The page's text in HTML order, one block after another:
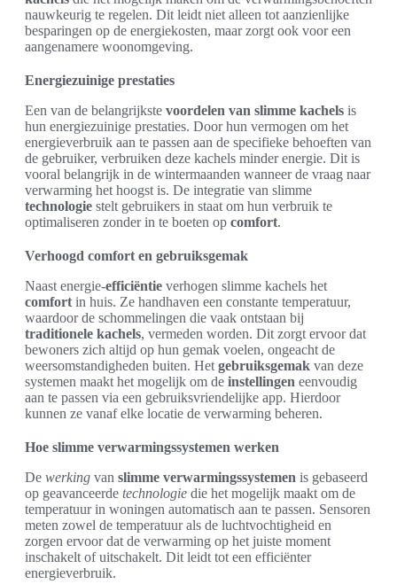
nauwkeurig te regelen. Dit leidt niet alleen tot aanzienlijke
besparingen op de energiekosten, maar zorgt ook voor een
aangenamere woonomgeving.
Energiezuinige prestaties
Een van de belangrijkste voordelen van slimme kachels is
hun energiezuinige prestaties. Door hun vermogen om het
energieverbruik aan te passen aan de specifieke behoeften van
de gebruiker, verbruiken deze kachels minder energie. Dit is
vooral belangrijk in de wintermaanden wanneer de vraag naar
verwarming het hoogst is. De integratie van slimme
technologie stelt gebruikers in staat om hun verbruik te
optimaliseren zonder in te boeten op comfort.
Verhoogd comfort en gebruiksgemak
Naast energie-efficiëntie verhogen slimme kachels het
comfort in huis. Ze handhaven een constante temperatuur,
waardoor de schommelingen die vaak ontstaan bij
traditionele kachels, vermeden worden. Dit zorgt ervoor dat
bewoners zich altijd op hun gemak voelen, ongeacht de
weersomstandigheden buiten. Het gebruiksgemak van deze
systemen maakt het mogelijk om de instellingen eenvoudig
aan te passen via een gebruiksvriendelijke app. Hierdoor
kunnen ze vanaf elke locatie de verwarming beheren.
Hoe slimme verwarmingssystemen werken
De werking van slimme verwarmingssystemen is gebaseerd
op geavanceerde technologie die het mogelijk maakt om de
temperatuur in woningen automatisch aan te passen. Sensoren
meten zowel de temperatuur als de luchtvochtigheid en
zorgen ervoor dat de verwarming op het juiste moment
inschakelt of uitschakelt. Dit leidt tot een efficiënter
energieverbruik.